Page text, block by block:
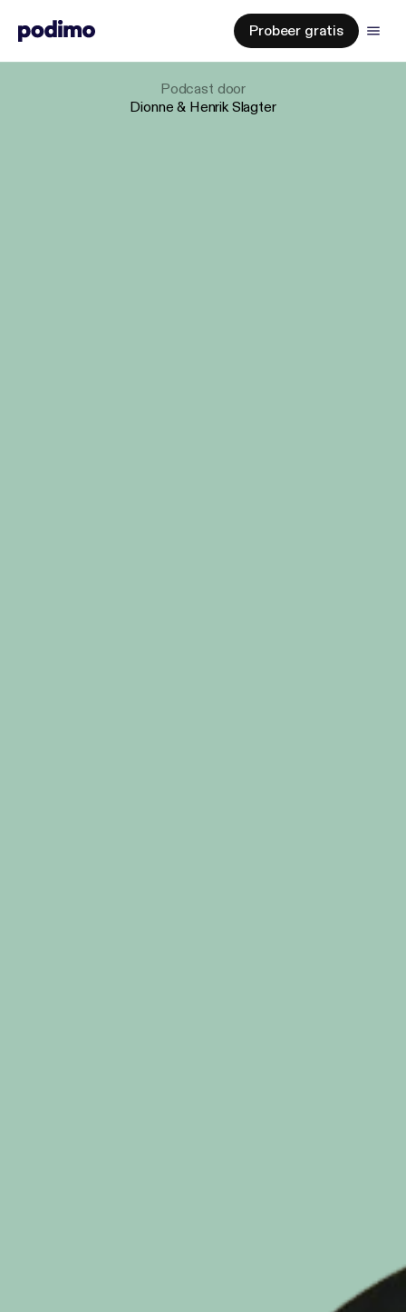
Probeer gratis
Podcast door
Dionne & Henrik Slagter